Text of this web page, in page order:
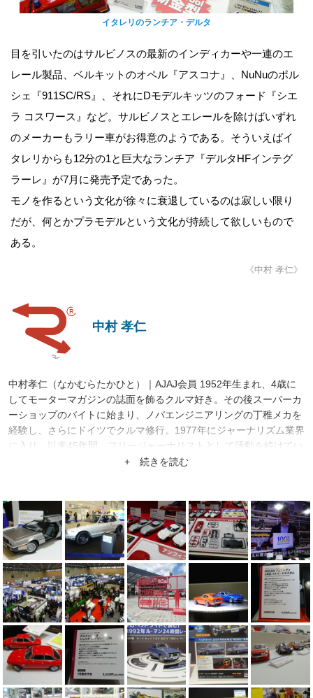
イタレリのランチア・デルタ
目を引いたのはサルビノスの最新のインディカーや一連のエ
レール製品、ベルキットのオペル『アスコナ』、NuNuのポル
シェ『911SC/RS』、それにDモデルキッツのフォード『シエ
ラ コスワース』など。サルビノスとエレールを除けばいずれ
のメーカーもラリー車がお得意のようである。そういえばイ
タレリからも12分の1と巨大なランチア『デルタHFインテグ
ラーレ』が7月に発売予定であった。
モノを作るという文化が徐々に衰退しているのは寂しい限り
だが、何とかプラモデルという文化が持続して欲しいもので
ある。
《中村 孝仁》
中村 孝仁
中村孝仁（なかむらたかひと）｜AJAJ会員 1952年生まれ、4歳に
してモーターマガジンの誌面を飾るクルマ好き。その後スーパーカ
ーショップのバイトに始まり、ノバエンジニアリングの丁稚メカを
経験し、さらにドイツでクルマ修行。1977年にジャーナリズム業界
に入り、以来45年間、フリージャーナリストとして活動を続けてい
る。また、現在は企業やシニア向け運転講習の会社、ショーファデ
+ 続きを読む